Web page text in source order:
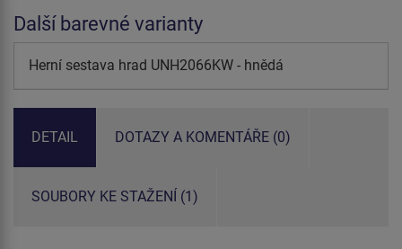
Další barevné varianty
Herní sestava hrad UNH2066KW - hnědá
DETAIL DOTAZY A KOMENTÁŘE (0)
SOUBORY KE STAŽENÍ (1)